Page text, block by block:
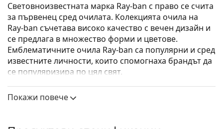
Световноизвестната марка Ray-ban с право се счита
за първенец сред очилата. Колекцията очила на
Ray-ban съчетава високо качество с вечен дизайн и
се предлага в множество форми и цветове.
Емблематичните очила Ray-ban са популярни и сред
известните личности, които спомогнаха брандът да
се популяризира по цял свят.
Ray-Ban 0RX7066 5943са унисекс очила.
Покажи повече